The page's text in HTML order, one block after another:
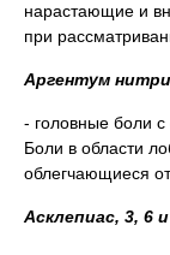
нарастающие и
при
Аргентум
- головные боли
Боли в области
облегчающиеся
Асклепиас, 3, 6